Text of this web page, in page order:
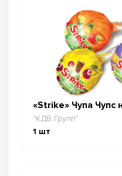
«Strike» Чупа Чупс
"КДВ Групп"
1 шт